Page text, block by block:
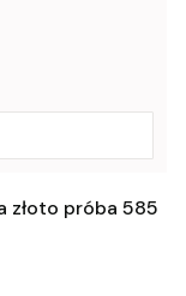
złoto próba 585